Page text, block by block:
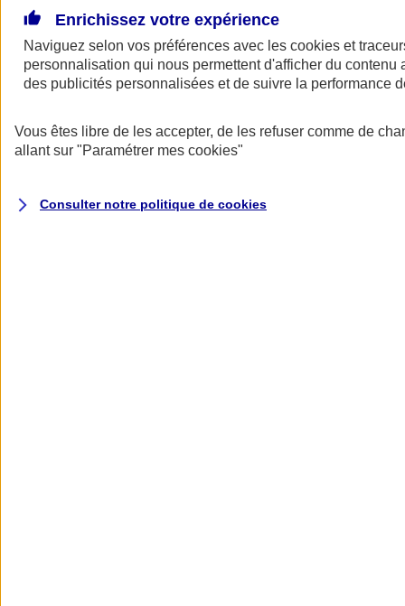
AXA Assurance
Enrichissez votre expérience
Naviguez selon vos préférences avec les cookies et
personnalisation qui nous permettent d'afficher du contenu
des publicités personnalisées et de suivre la performance
Vous êtes libre de les accepter, de les refuser comme de
allant sur "Paramétrer mes cookies"
Consulter notre politique de cookies